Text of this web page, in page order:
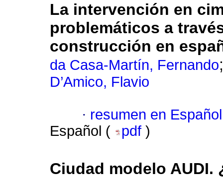
La intervención en
problemáticos a
construcción en
da Casa-Martín, Fernando
D’Amico, Flavio
· resumen en Español
Español (
pdf )
Ciudad modelo